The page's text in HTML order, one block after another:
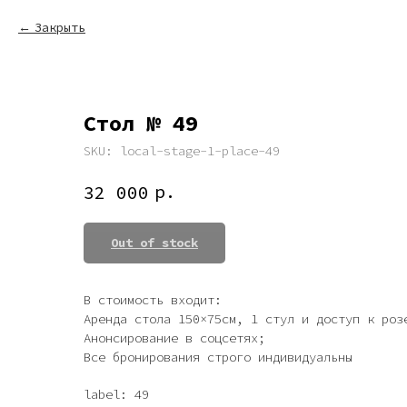
Закрыть
Стол № 49
SKU: local-stage-1-place-49
32 000 р.
Out of stock
В стоимость входит:
Аренда стола 150×75см, 1 стул и доступ к
Анонсирование в соцсетях;
Все бронирования строго индивидуальны
label: 49